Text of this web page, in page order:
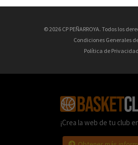
© 2026 CP PEÑARROYA. Todos los
Condiciones Generales
Política de Privacidad
¡Crea la web de tu club